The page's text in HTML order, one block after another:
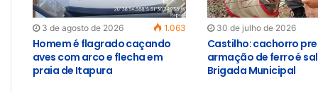
3 de agosto de 2026 1.063
Homem é flagrado caçando
aves com arco e flecha em
praia de Itapura
30 de julho de 2026
Castilho: cachorro
armação de ferro é
Brigada Municipal